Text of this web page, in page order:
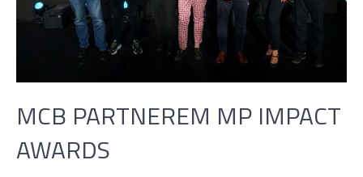
MCB PARTNEREM MP IMPACT
AWARDS